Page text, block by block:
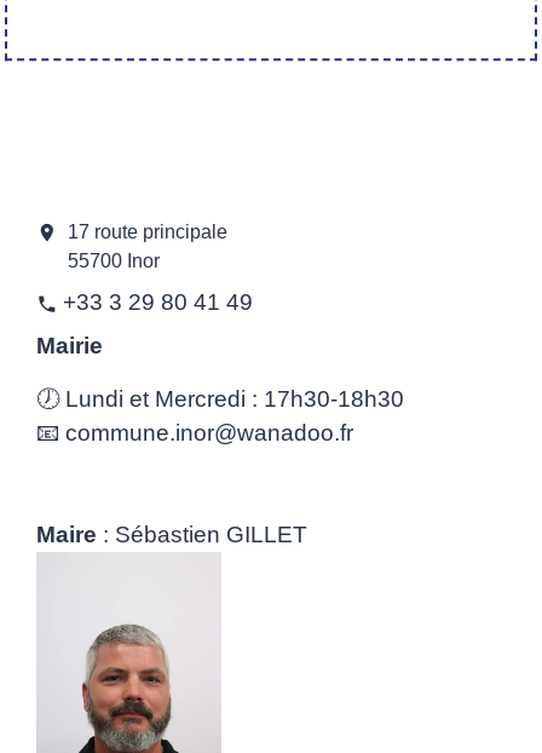
location_on
17 route principale
55700 Inor
phone +33 3 29 80 41 49
Mairie
🕖 Lundi et Mercredi : 17h30-18h30
📧 commune.inor@wanadoo.fr
Maire : Sébastien GILLET